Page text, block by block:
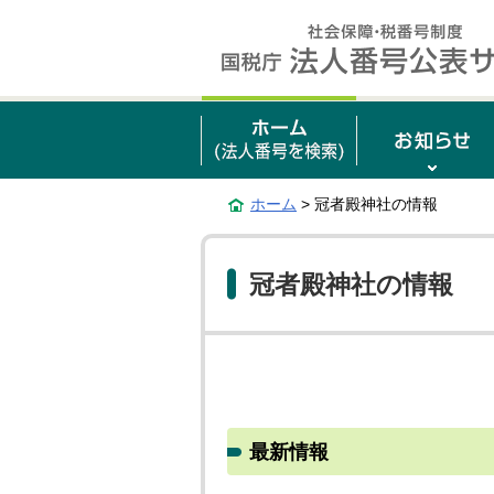
ホーム > 冠者殿神社の情報
冠者殿神社の情報
最新情報